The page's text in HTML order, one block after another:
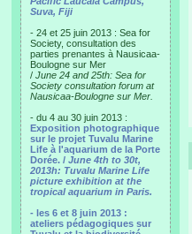
Suva, Fiji
- 24 et 25 juin 2013 : Sea for
Society, consultation des
parties prenantes à Nausicaa-
Boulogne sur Mer
/ June 24 and 25th: Sea for
Society consultation forum at
Nausicaa-Boulogne sur Mer.
- du 4 au 30 juin 2013 :
Exposition photographique
sur le projet Tuvalu Marine
Life à l'aquarium de la Porte
Dorée. / June 4th to 30t,
2013h: Tuvalu Marine Life
picture exhibition at the
tropical aquarium in Paris.
- les 6 et 8 juin 2013 :
ateliers pédagogiques sur